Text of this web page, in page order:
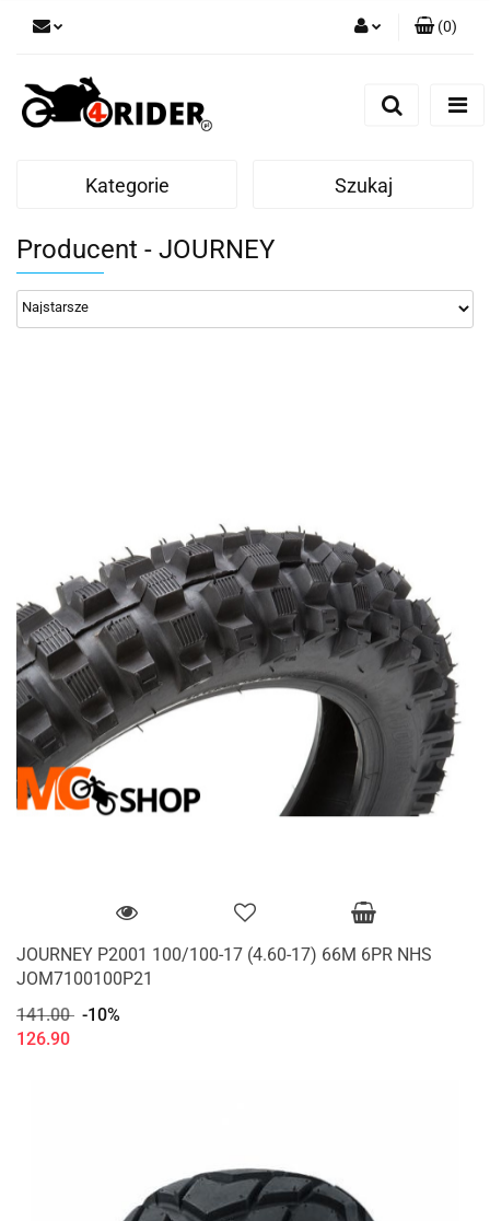
(0)
Kategorie Szukaj
Producent - JOURNEY
JOURNEY P2001 100/100-17 (4.60-17) 66M 6PR NHS
JOM7100100P21
141.00 -10%
126.90